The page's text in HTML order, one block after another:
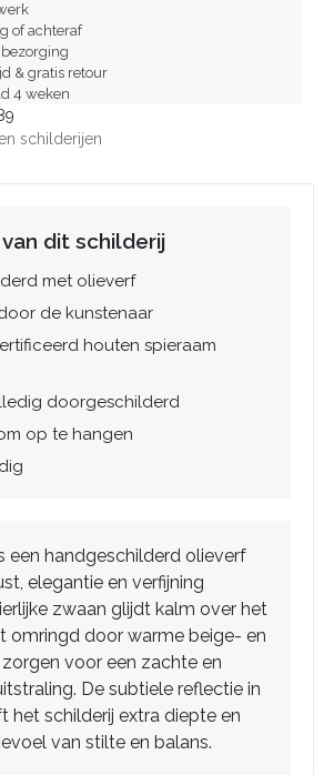
of achteraf
& gratis retour
4 weken
schilderijen
dit schilderij
met olieverf
de kunstenaar
houten spieraam
doorgeschilderd
op te hangen
een handgeschilderd olieverf
elegantie en verfijning
zwaan glijdt kalm over het
omringd door warme beige- en
voor een zachte en
De subtiele reflectie in
het schilderij extra diepte en
van stilte en balans.